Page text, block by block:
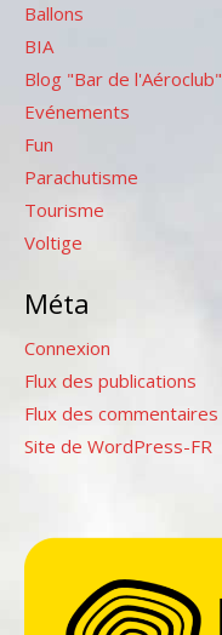
Ballons
BIA
Blog "Bar de l'Aéroclub"
Evénements
Fun
Parachutisme
Tourisme
Voltige
Méta
Connexion
Flux des publications
Flux des commentaires
Site de WordPress-FR